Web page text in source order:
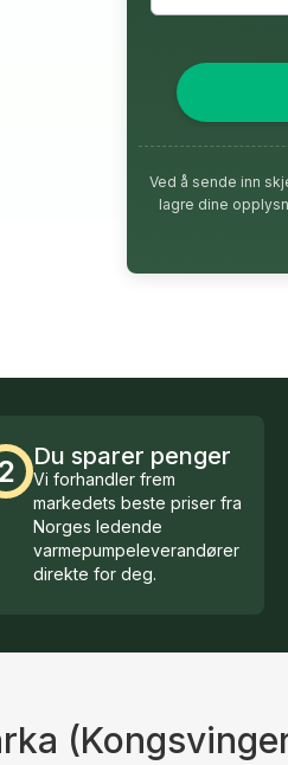
Ved å sende inn
lagre dine
2 Du sparer penger
Vi forhandler frem
markedets beste priser fra
Norges ledende
varmepumpeleverandører
direkte for deg.